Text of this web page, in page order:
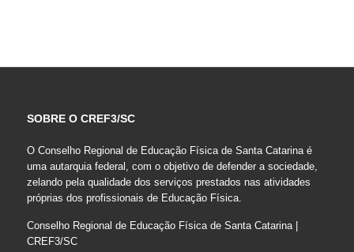
SOBRE O CREF3/SC
O Conselho Regional de Educação Física de Santa Catarina é
uma autarquia federal, com o objetivo de defender a sociedade,
zelando pela qualidade dos serviços prestados nas atividades
próprias dos profissionais de Educação Física.
Conselho Regional de Educação Física de Santa Catarina |
CREF3/SC